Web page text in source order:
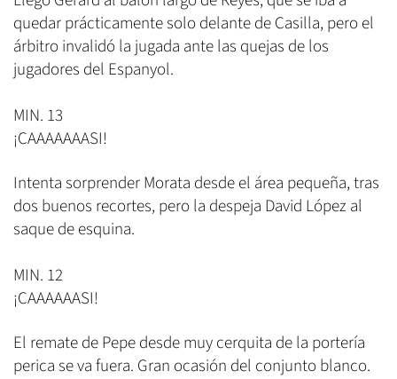
quedar prácticamente solo delante de Casilla, pero el
árbitro invalidó la jugada ante las quejas de los
jugadores del Espanyol.
MIN. 13
¡CAAAAAAASI!
Intenta sorprender Morata desde el área pequeña, tras
dos buenos recortes, pero la despeja David López al
saque de esquina.
MIN. 12
¡CAAAAAASI!
El remate de Pepe desde muy cerquita de la portería
perica se va fuera. Gran ocasión del conjunto blanco.